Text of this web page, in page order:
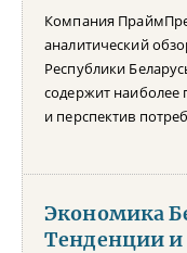
Компания
аналитический
Республики
содержит наиболее
и перспектив
Экономика
Тенденции и